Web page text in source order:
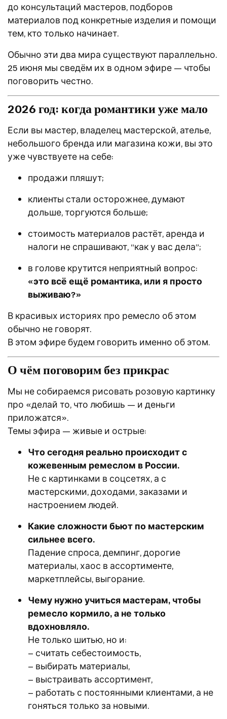
до консультаций мастеров, подборов
материалов под конкретные изделия и помощи
тем, кто только начинает.
Обычно эти два мира существуют параллельно.
25 июня мы сведём их в одном эфире — чтобы
поговорить честно.
2026 год: когда романтики уже мало
Если вы мастер, владелец мастерской, ателье,
небольшого бренда или магазина кожи, вы это
уже чувствуете на себе:
продажи пляшут;
клиенты стали осторожнее, думают
дольше, торгуются больше;
стоимость материалов растёт, аренда и
налоги не спрашивают, “как у вас дела”;
в голове крутится неприятный вопрос:
«это всё ещё романтика, или я просто
выживаю?»
В красивых историях про ремесло об этом
обычно не говорят.
В этом эфире будем говорить именно об этом.
О чём поговорим без прикрас
Мы не собираемся рисовать розовую картинку
про «делай то, что любишь — и деньги
приложатся».
Темы эфира — живые и острые:
Что сегодня реально происходит с
кожевенным ремеслом в России.
Не с картинками в соцсетях, а с
мастерскими, доходами, заказами и
настроением людей.
Какие сложности бьют по мастерским
сильнее всего.
Падение спроса, демпинг, дорогие
материалы, хаос в ассортименте,
маркетплейсы, выгорание.
Чему нужно учиться мастерам, чтобы
ремесло кормило, а не только
вдохновляло.
Не только шитью, но и:
– считать себестоимость,
– выбирать материалы,
– выстраивать ассортимент,
– работать с постоянными клиентами, а не
гоняться только за новыми.